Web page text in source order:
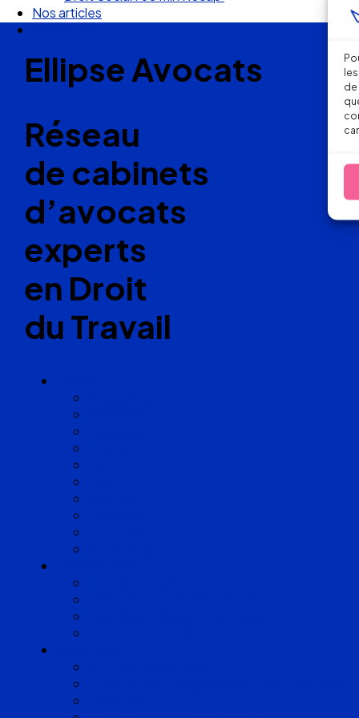
de
Nos articles
Ellipse Avocats
Réseau
de cabinets
d’avocats
experts
en Droit
du Travail